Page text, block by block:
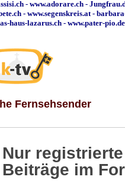
- www.adorare.ch -
- www.segenskreis.at-
haus-lazarus.ch - www.pater-pio.de
Fernsehsender
Nur
Beiträge im